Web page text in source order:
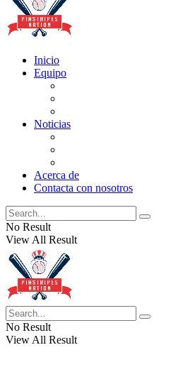
Inicio
Equipo
Noticias
Acerca de
Contacta con nosotros
No Result
View All Result
No Result
View All Result